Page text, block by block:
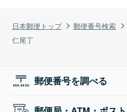
日本郵便トップ 郵便番号検索
仁尾丁
郵便番号を調べる